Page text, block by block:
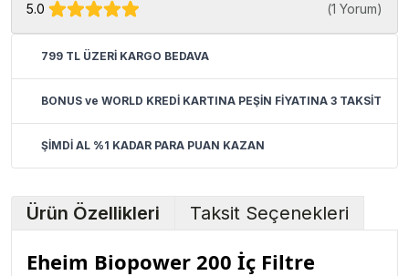
5.0 (1 Yorum)
799 TL ÜZERİ KARGO BEDAVA
BONUS ve WORLD KREDİ KARTINA PEŞİN FİYATINA 3 TAKSİT
ŞİMDİ AL %1 KADAR PARA PUAN KAZAN
Ürün Özellikleri Taksit Seçenekleri
Eheim Biopower 200 İç Filtre